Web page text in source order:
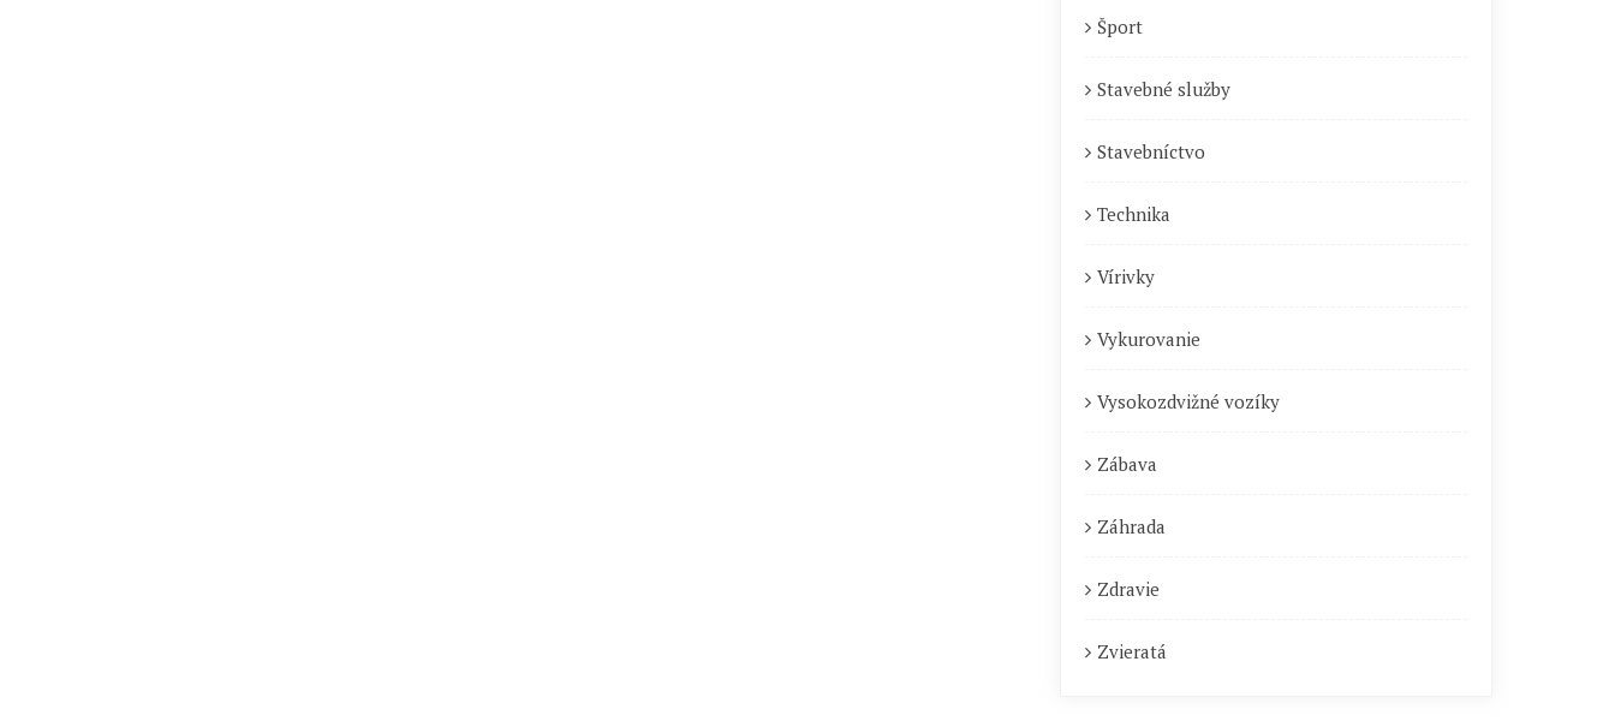
Šport
Stavebné služby
Stavebníctvo
Technika
Vírivky
Vykurovanie
Vysokozdvižné vozíky
Zábava
Záhrada
Zdravie
Zvieratá